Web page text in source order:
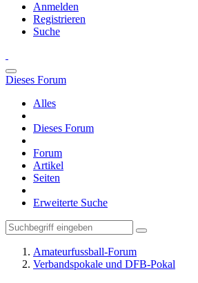
Anmelden
Registrieren
Suche
Dieses Forum
Alles
Dieses Forum
Forum
Artikel
Seiten
Erweiterte Suche
Amateurfussball-Forum
Verbandspokale und DFB-Pokal